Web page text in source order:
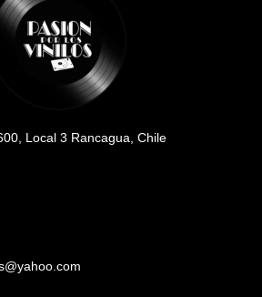
Local 3 Rancagua, Chile